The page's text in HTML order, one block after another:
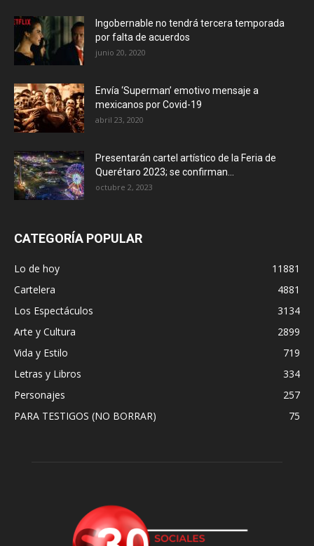
Ingobernable no tendrá tercera temporada
por falta de acuerdos
junio 20, 2020
Envía ‘Superman’ emotivo mensaje a
mexicanos por Covid-19
abril 23, 2020
Presentarán cartel artístico de la Feria de
Querétaro 2023; se confirman...
octubre 2, 2023
CATEGORÍA POPULAR
Lo de hoy
11881
Cartelera
4881
Los Espectáculos
3134
Arte y Cultura
2899
Vida y Estilo
719
Letras y Libros
334
Personajes
257
PARA TESTIGOS (NO BORRAR)
75